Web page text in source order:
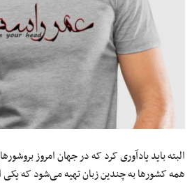
البته باید یادآوری کرد که در جهان امروز
همه کشورها به چندین زبان تهیه می‌شود که یکی